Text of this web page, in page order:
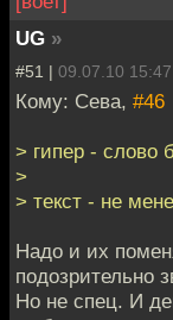
UG »
#51 | 09.07.10 15:47
Кому: Сева, #46
> гипер - слово
>
> текст - не
Надо и их
подозрительно
Но не спец. И